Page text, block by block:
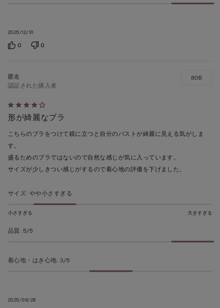
2025/12/10
0 0
5
段
階
の
う
ち
の
価
2025/09/28
認証された購入者
形が綺麗なブラ
こちらのブラをつけて鏡に立つと自分のバストが綺麗に見える気がしま
す。
盛るためのブラではないので自然な感じが気に入っています。
サイズが少しきつい感じがするので着心地の評価を下げました。
80B
サイズ: やや小さすぎる
小さすぎる 大きすぎる
品質: 5/5
着心地・はき心地: 3/5